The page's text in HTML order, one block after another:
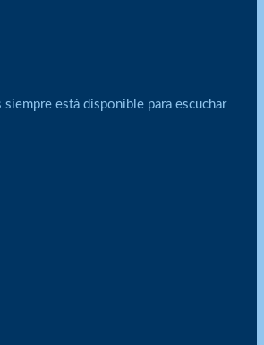
está disponible para escuchar